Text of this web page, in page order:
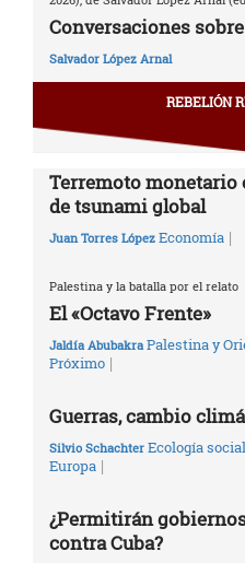
Conversaciones
Salvador López Arnal
REBELIÓN
Terremoto monetario
de tsunami global
Juan Torres López Economía |
Palestina y la batalla por el relato
El «Octavo Frente»
Jaldía Abubakra Palestina y
Próximo |
Guerras, cambio
Silvio Schachter Ecología social
Europa |
¿Permitirán
contra Cuba?